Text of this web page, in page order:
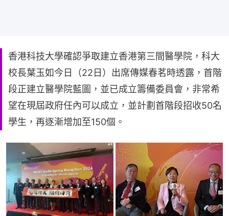
香港科技大學確認爭取建立香港第三間醫學院，科大
校長葉玉如今日（22日）出席傳媒春茗時透露，首階
段正建立醫學院藍圖，並已成立籌備委員會，非常希
望在現屆政府任內可以成立，並計劃首階段招收50名
學生，再逐漸增加至150個。